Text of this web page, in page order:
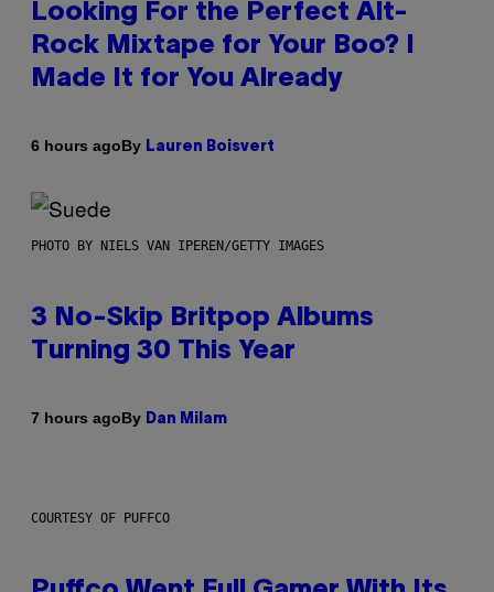
Looking For the Perfect Alt-
Rock Mixtape for Your Boo? I
Made It for You Already
6 hours agoBy Lauren Boisvert
PHOTO BY NIELS VAN IPEREN/GETTY IMAGES
3 No-Skip Britpop Albums
Turning 30 This Year
7 hours agoBy Dan Milam
COURTESY OF PUFFCO